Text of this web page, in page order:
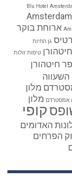
Blu Hotel
ארוחת בוקר
גן החיות
חיטהורן טיסות זולות
חיטהורן
השעווה
מלון
אמסטרדם מלון
קופי
האדומים
הפרחים